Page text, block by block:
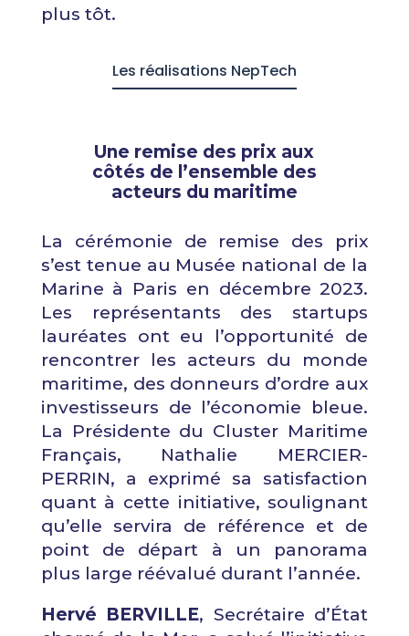
plus tôt.
Les réalisations NepTech
Une remise des prix aux
côtés de l’ensemble des
acteurs du maritime
La cérémonie de remise des prix
s’est tenue au Musée national de la
Marine à Paris en décembre 2023.
Les représentants des startups
lauréates ont eu l’opportunité de
rencontrer les acteurs du monde
maritime, des donneurs d’ordre aux
investisseurs de l’économie bleue.
La Présidente du Cluster Maritime
Français, Nathalie MERCIER-
PERRIN, a exprimé sa satisfaction
quant à cette initiative, soulignant
qu’elle servira de référence et de
point de départ à un panorama
plus large réévalué durant l’année.
Hervé BERVILLE, Secrétaire d’État